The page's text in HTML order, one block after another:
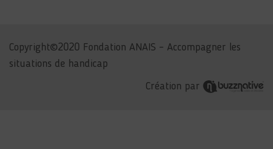
Copyright©2020 Fondation ANAIS – Accompagner les
situations de handicap
Création par